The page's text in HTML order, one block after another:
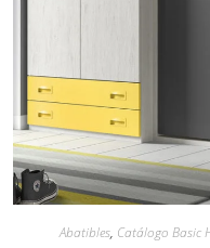
Abatibles, Catálogo Basic